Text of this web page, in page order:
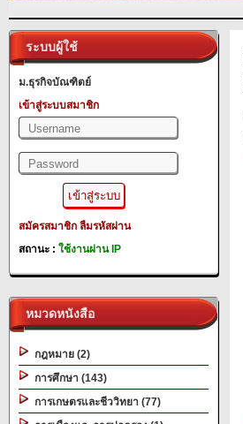
ระบบผู้ใช้
ม.ธุรกิจบัณฑิตย์
เข้าสู่ระบบสมาชิก
สมัครสมาชิก ลืมรหัสผ่าน
สถานะ : ใช้งานผ่าน IP
หมวดหนังสือ
กฎหมาย (2)
การศึกษา (143)
การเกษตรและชีววิทยา (77)